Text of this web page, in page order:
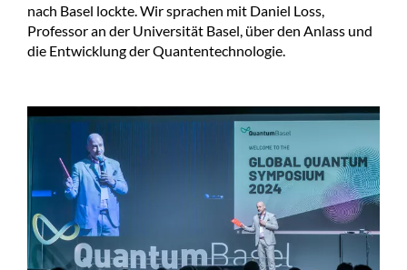
nach Basel lockte. Wir sprachen mit Daniel Loss,
Professor an der Universität Basel, über den Anlass und
die Entwicklung der Quantentechnologie.